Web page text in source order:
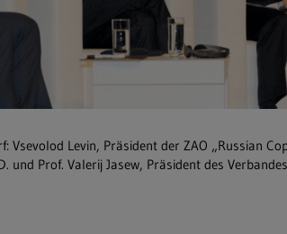
Levin, Präsident der ZAO „Russian
Prof. Valerij Jasew, Präsident des